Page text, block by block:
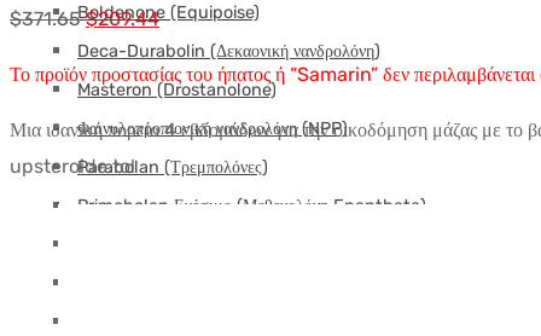
Boldenone (Equipoise)
Deca-Durabolin (Δεκαονική νανδρολόνη)
Masteron (Drostanolone)
Φαινυλοπροπιονική νανδρολόνη (NPP)
Parabolan (Τρεμπολόνες)
Primobolan Ενέσιμο (Μεθενολόνη Enanthate)
$371.65Αρχική
τιμή:
$371.65.
$209.44Η
τρέχουσα
τιμή
είναι:
$209.44.
Το προϊόν προστασίας του ήπατος ή “Samarin” δεν
Μια ιδανική πορεία 4 εβδομάδων για την οικοδόμηση μάζας με
upsteroide.to!